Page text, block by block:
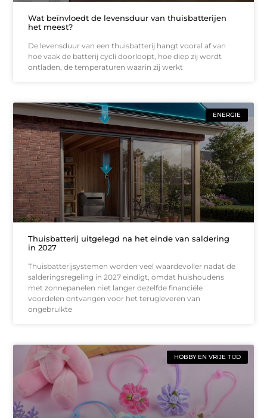
Wat beïnvloedt de levensduur van thuisbatterijen
het meest?
De levensduur van een thuisbatterij hangt vooral af van
hoe vaak de batterij cycli doorloopt, hoe diep zij wordt
ontladen, de temperaturen waarin zij werkt
ENERGIE
Thuisbatterij uitgelegd na het einde van saldering
in 2027
Thuisbatterijsystemen worden veel waardevoller nadat de
salderingsregeling in 2027 eindigt, omdat huishoudens
met zonnepanelen niet langer dezelfde financiële
voordelen ontvangen voor het terugleveren van
ongebruikte
HOBBY EN VRIJE TIJD